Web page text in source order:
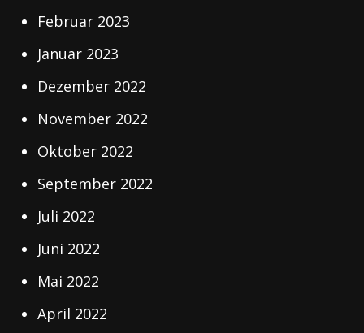
Februar 2023
Januar 2023
Dezember 2022
November 2022
Oktober 2022
September 2022
Juli 2022
Juni 2022
Mai 2022
April 2022